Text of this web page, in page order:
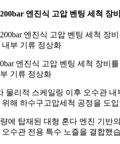
엔진식 고압 벤팅 세척 장
엔진식 고압 벤팅 세척 장비
기류 정상화
물리적 스케일링 이후 오수관
위해 하수구고압세척 공정을 도
에 탑재된 대형 혼다 엔진 기반
오수관 전용 특수 노즐을 결합했